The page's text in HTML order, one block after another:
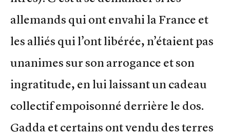
allemands qui ont envahi la France et
les alliés qui l’ont libérée, n’étaient pas
unanimes sur son arrogance et son
ingratitude, en lui laissant un cadeau
collectif empoisonné derrière le dos.
Gadda et certains ont vendu des terres